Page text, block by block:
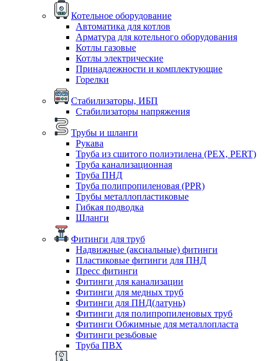
Котельное оборудование
Автоматика для котлов
Арматура для котельного оборудования
Котлы газовые
Котлы электрические
Принадлежности и комплектующие
Горелки
Стабилизаторы, ИБП
Стабилизаторы напряжения
Трубы и шланги
Рукава
Труба из сшитого полиэтилена (PEX, PERT)
Труба канализационная
Труба ПНД
Труба полипропиленовая (PPR)
Трубы металлопластиковые
Гибкая подводка
Шланги
Фитинги для труб
Надвижные (аксиальные) фитинги
Пластиковые фитинги для ПНД
Пресс фитинги
Фитинги для канализации
Фитинги для медных труб
Фитинги для ПНД(латунь)
Фитинги для полипропиленовых труб
Фитинги Обжимные для металлопласта
Фитинги резьбовые
Труба ПВХ